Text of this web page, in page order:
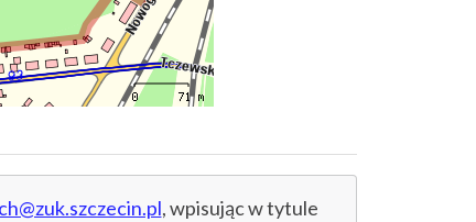
, wpisując w tytule